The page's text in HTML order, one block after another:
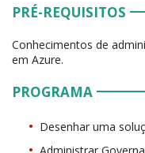
PRÉ-REQUISITOS
Conhecimentos de
em Azure.
PROGRAMA
Desenhar uma